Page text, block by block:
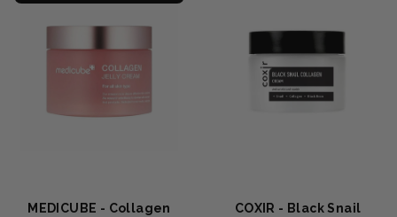
MEDICUBE - Collagen
COXIR - Black Snail